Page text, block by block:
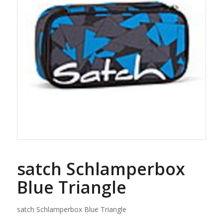
satch Schlamperbox
Blue Triangle
satch Schlamperbox Blue Triangle